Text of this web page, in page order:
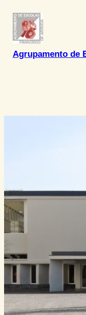
para
conteúdo
Agrupamento de